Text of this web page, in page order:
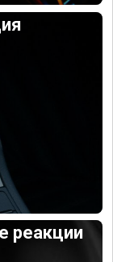
реакции